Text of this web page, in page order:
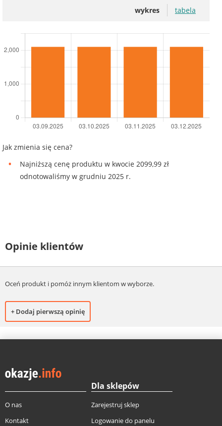
wykres tabela
Jak zmienia się cena?
Najniższą cenę produktu w kwocie 2099,99 zł
odnotowaliśmy w grudniu 2025 r.
Opinie klientów
Oceń produkt i pomóż innym klientom w wyborze.
+ Dodaj pierwszą opinię
O nas
Kontakt
Dla sklepów
Zarejestruj sklep
Logowanie do panelu